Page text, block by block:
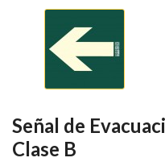
Señal de
Clase B